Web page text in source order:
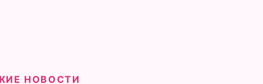
НОВОСТИ